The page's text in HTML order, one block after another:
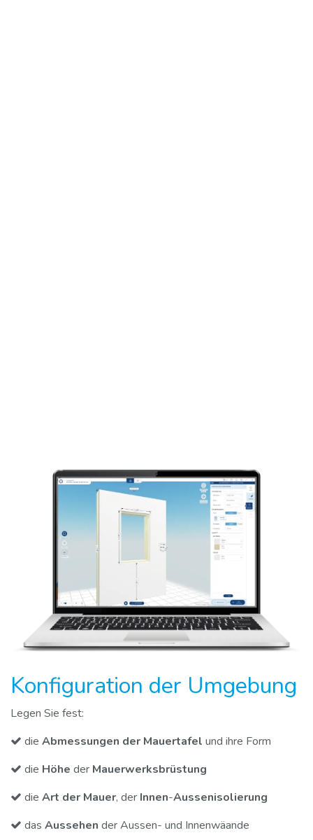
Konfiguration der Umgebung
Legen Sie fest:
die Abmessungen der Mauertafel und ihre Form
die Höhe der Mauerwerksbrüstung
die Art der Mauer, der Innen-Aussenisolierung
das Aussehen der Aussen- und Innenwäande